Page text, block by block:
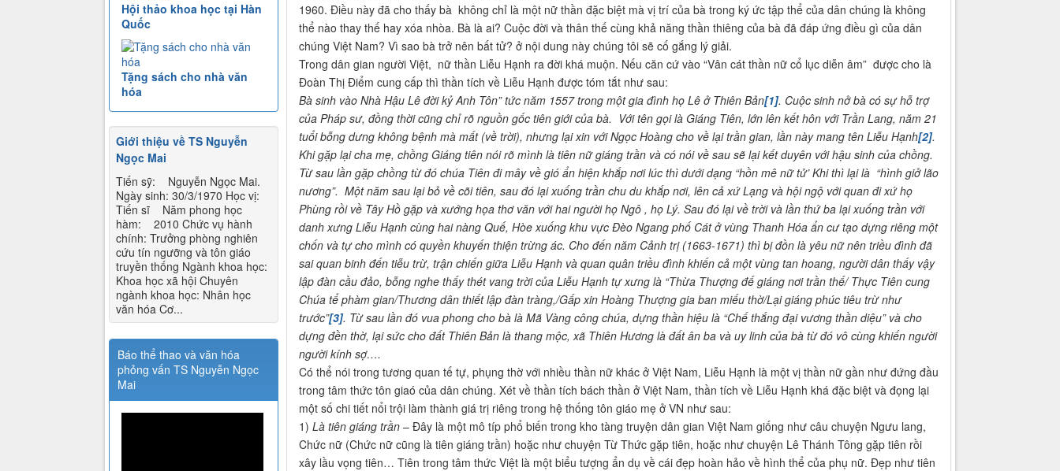
1960. Điều này đã cho thấy bà không chỉ là một nữ thần đặc biệt mà vị trí của bà trong ký ức tập thể của dân chúng là không
thể nào thay thế hay xóa nhòa. Bà là ai? Cuộc đời và thân thế cùng khả năng thần thiêng của bà đã đáp ứng điều gì của dân
chúng Việt Nam? Vì sao bà trở nên bất tử? ở nội dung này chúng tôi sẽ cố gắng lý giải.
Trong dân gian người Việt, nữ thần Liễu Hạnh ra đời khá muộn. Nếu căn cứ vào “Vân cát thần nữ cổ lục diễn âm” được cho là
Đoàn Thị Điểm cung cấp thì thần tích về Liễu Hạnh được tóm tắt như sau:
Bà sinh vào Nhà Hậu Lê đời kỷ Anh Tôn” tức năm 1557 trong một gia đình họ Lê ở Thiên Bản[1]. Cuộc sinh nở bà có sự hỗ trợ
của Pháp sư, đồng thời cũng chỉ rõ nguồn gốc tiên giới của bà. Với tên gọi là Giáng Tiên, lớn lên kết hôn với Trần Lang, năm 21
tuổi bỗng dưng không bệnh mà mất (về trời), nhưng lại xin với Ngọc Hoàng cho về lại trần gian, lần này mang tên Liễu Hạnh[2].
Khi gặp lại cha mẹ, chồng Giáng tiên nói rõ mình là tiên nữ giáng trần và có nói về sau sẽ lại kết duyên với hậu sinh của chồng.
Từ sau lần gặp chồng từ đó chúa Tiên đi mây về gió ẩn hiện khắp nơi lúc thì dưới dạng “hồn mê nữ tử’ Khi thì lại là “hình giở lão
nương”. Một năm sau lại bỏ về cõi tiên, sau đó lại xuống trần chu du khắp nơi, lên cả xứ Lạng và hội ngộ với quan đi xứ họ
Phùng rồi về Tây Hồ gặp và xướng họa thơ văn với hai người họ Ngô , họ Lý. Sau đó lại về trời và lần thứ ba lại xuống trần với
danh xưng Liễu Hạnh cùng hai nàng Quế, Hòe xuống khu vực Đèo Ngang phố Cát ở vùng Thanh Hóa ẩn cư tạo dựng riêng một
chốn và tự cho mình có quyền khuyến thiện trừng ác. Cho đến năm Cảnh trị (1663-1671) thì bị đồn là yêu nữ nên triều đình đã
sai quan binh đến tiễu trừ, trận chiến giữa Liễu Hạnh và quan quân triều đình khiến cả một vùng tan hoang, người dân thấy vậy
lập đàn cầu đảo, bỗng nghe thấy thét vang trời của Liễu Hạnh tự xưng là “Thừa Thượng đế giáng nơi trần thế/ Thực Tiên cung
Chúa tể phàm gian/Thương dân thiết lập đàn tràng,/Gấp xin Hoàng Thượng gia ban miếu thờ/Lại giáng phúc tiêu trừ như
trước”[3]. Từ sau lần đó vua phong cho bà là Mã Vàng công chúa, dựng thần hiệu là “Chế thắng đại vương thần diệu” và cho
dựng đền thờ, lại sức cho đất Thiên Bản là thang mộc, xã Thiên Hương là đất ân ba và uy linh của bà từ đó vô cùng khiến người
người kính sợ….
Có thể nói trong tương quan tế tự, phụng thờ với nhiều thần nữ khác ở Việt Nam, Liễu Hạnh là một vị thần nữ gần như đứng đầu
trong tâm thức tôn giaó của dân chúng. Xét về thần tích bách thần ở Việt Nam, thần tích về Liễu Hạnh khá đặc biệt và đọng lại
một số chi tiết nổi trội làm thành giá trị riêng trong hệ thống tôn giáo mẹ ở VN như sau:
1) Là tiên giáng trần– Đây là một mô típ phổ biến trong kho tàng truyện dân gian Việt Nam giống như câu chuyện Ngưu lang,
Chức nữ (Chức nữ cũng là tiên giáng trần) hoặc như chuyện Từ Thức gặp tiên, hoặc như chuyện Lê Thánh Tông gặp tiên rồi
xây lầu vọng tiên… Tiên trong tâm thức Việt là một biểu tượng ẩn dụ về cái đẹp hoàn hảo về hình thể của phụ nữ. Đẹp như tiên
Hội thảo khoa học tại Hàn
Quốc
Tặng sách cho nhà văn
hóa
Giới thiệu về TS Nguyễn
Ngọc Mai
Tiến sỹ: Nguyễn Ngọc Mai.
Ngày sinh: 30/3/1970 Học vị:
Tiến sĩ Năm phong học
hàm: 2010 Chức vụ hành
chính: Trưởng phòng nghiên
cứu tín ngưỡng và tôn giáo
truyền thống Ngành khoa học:
Khoa học xã hội Chuyên
ngành khoa học: Nhân học
văn hóa Cơ...
Báo thể thao và văn hóa
phỏng vấn TS Nguyễn Ngọc
Mai